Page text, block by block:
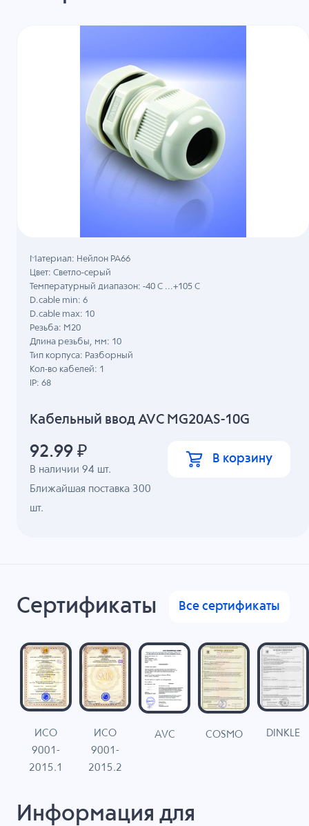
Кабельный ввод AVC MG20AS-10G
В наличии94 шт.
Ближайшая поставка 300
шт.
Материал: Нейлон PA66
Цвет: Светло-серый
Температурный диапазон: -40 C ...+105 C
D.cable min: 6
D.cable max: 10
Резьба: M20
Длина резьбы, мм: 10
Тип корпуса: Разборный
Кол-во кабелей: 1
IP: 68
92.99 ₽ В корзину
Сертификаты Все сертификаты
ИСО
9001-
2015.1
ИСО
9001-
2015.2
AVC COSMO DINKLE
Информация для